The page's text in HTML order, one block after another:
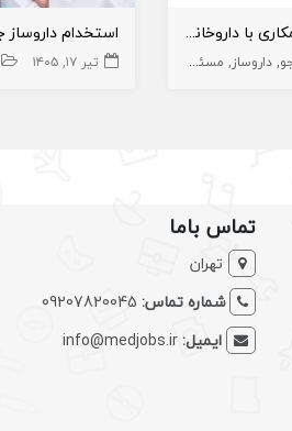
داروساز خانم آماده همکاری با داروخانه های شرق تهران و حومه
داروساز مسئول فنی داروخانه داروخانه و داروساز
تیر ۱۷, ۱۴۰۵
تماس باما
تهران
شماره تماس: 09207820045
ایمیل:info@medjobs.ir